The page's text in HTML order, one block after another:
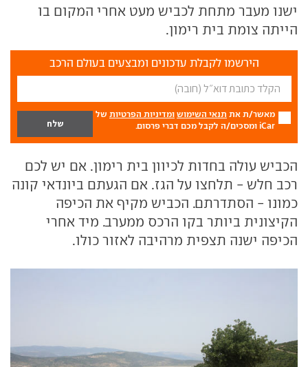
ישנו מעבר מתחת לכביש מעט אחרי המקום בו
הייתה צומת בית רימון.
הירשמו לקבלת עדכונים ומבצעים בעולם הרכב
מאשר/ת את תנאי השימוש ומדיניות הפרטיות של
iCar ומסכים/ה לקבל מכם דברי פרסום.
הכביש עולה בחדות לכיוון בית רימון. אם יש לכם
רכב חלש - תלחצו על הגז. אם הגעתם ביונדאי קונה
כמונו - הסתדרתם. הכביש מקיף את הכיפה
הקיצונית ביותר בקו הרכס ממערב. מיד אחרי
הכיפה ישנה תצפית מרהיבה לאזור כולו.